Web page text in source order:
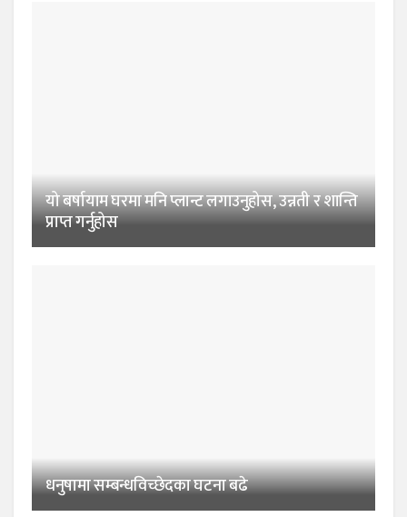
यो बर्षायाम घरमा मनि प्लान्ट लगाउनुहोस, उन्नती र शान्ति
प्राप्त गर्नुहोस
धनुषामा सम्बन्धविच्छेदका घटना बढे